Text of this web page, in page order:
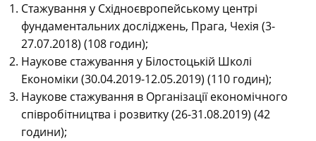
Стажування у Східноєвропейському центрі
фундаментальних досліджень, Прага, Чехія (3-
27.07.2018) (108 годин);
Наукове стажування у Білостоцькій Школі
Економіки (30.04.2019-12.05.2019) (110 годин);
Наукове стажування в Організації економічного
співробітництва і розвитку (26-31.08.2019) (42
години);